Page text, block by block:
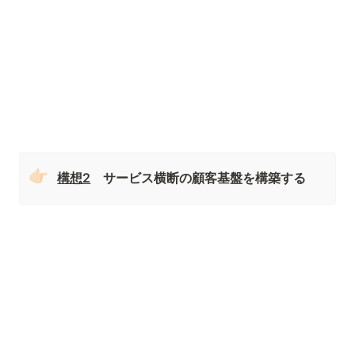
👉🏻 構想2 サービス横断の顧客基盤を構築する